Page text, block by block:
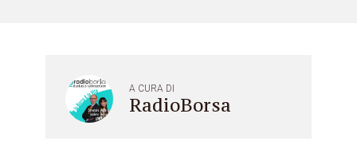
A CURA DI
RadioBorsa